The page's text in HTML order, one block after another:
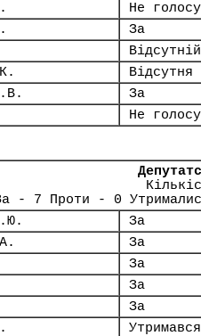
Не
За
Відсутній
Відсутня
За
Не
- 7 Проти - 0
За
За
За
За
За
Утримався